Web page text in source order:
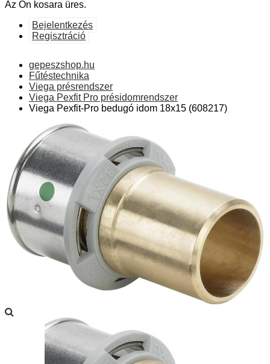
Az Ön kosara üres.
Bejelentkezés
Regisztráció
gepeszshop.hu
Fűtéstechnika
Viega présrendszer
Viega Pexfit Pro présidomrendszer
Viega Pexfit-Pro bedugó idom 18x15 (608217)